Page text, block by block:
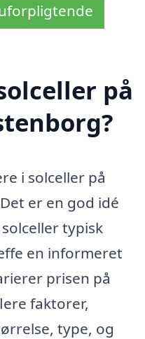
på
i solceller på
er en god idé
typisk
en informeret
prisen på
faktorer,
type, og